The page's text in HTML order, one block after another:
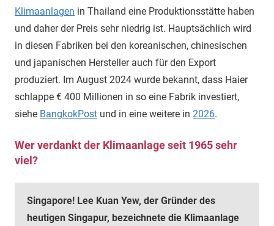
Klimaanlagen in Thailand eine Produktionsstätte haben
und daher der Preis sehr niedrig ist. Hauptsächlich wird
in diesen Fabriken bei den koreanischen, chinesischen
und japanischen Hersteller auch für den Export
produziert. Im August 2024 wurde bekannt, dass Haier
schlappe € 400 Millionen in so eine Fabrik investiert,
siehe BangkokPost und in eine weitere in 2026.
Wer verdankt der Klimaanlage seit 1965 sehr
viel?
Singapore! Lee Kuan Yew, der Gründer des
heutigen Singapur, bezeichnete die Klimaanlage